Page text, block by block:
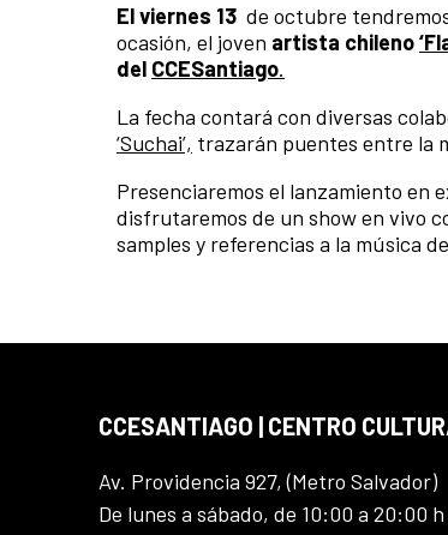
El viernes 13 de octubre
ocasión, el joven artista chileno
del CCESantiago.
La fecha contará con diversas
‘Suchai’, trazarán puentes entre la
Presenciaremos el lanzamiento en
disfrutaremos de un show en vivo
samples y referencias a la música
CCESANTIAGO | CENTRO
Av. Providencia 927, (Metro Salvador)
De lunes a sábado, de 10:00 a 20:00 h